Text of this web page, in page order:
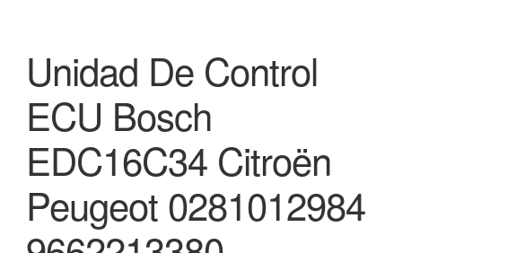
Unidad De Control
ECU Bosch
EDC16C34 Citroën
Peugeot 0281012984